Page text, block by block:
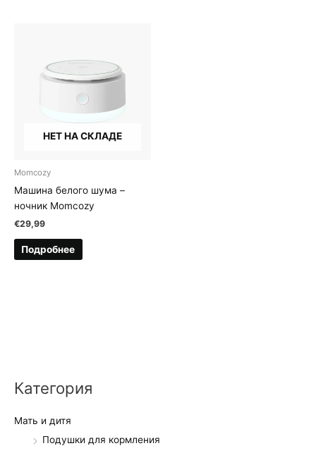
Категория
Мать и дитя
Подушки для кормления
НЕТ НА СКЛАДЕ
Momcozy
Машина белого шума –
ночник Momcozy
€29,99
Подробнее